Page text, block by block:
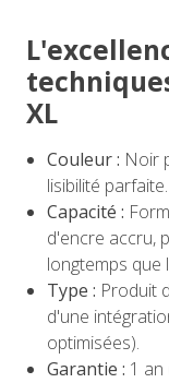
XL
Couleur : Noir
lisibilité parfaite.
Capacité :
d'encre accru,
longtemps que
Type : Produit
d'une
optimisées).
Garantie : 1